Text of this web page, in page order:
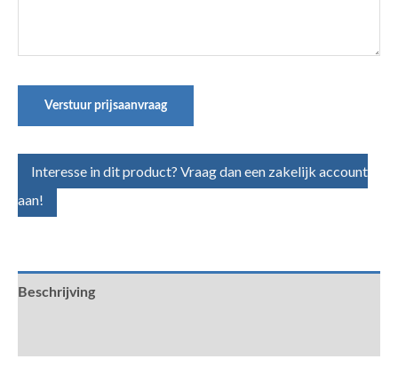
Verstuur prijsaanvraag
Interesse in dit product? Vraag dan een zakelijk account
aan!
Beschrijving